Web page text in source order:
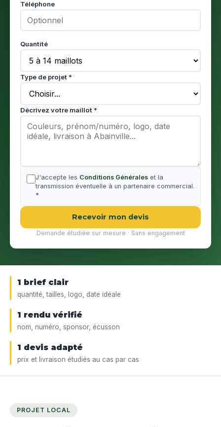
Téléphone
Quantité
Type de projet *
Décrivez votre maillot *
J'accepte les Conditions Générales et la
transmission éventuelle à un partenaire commercial.
*
Recevoir mon devis
Demande étudiée sur mesure · Sans engagement
1 brief clair
quantité, tailles, logo, date idéale
1 rendu vérifié
nom, numéro, sponsor, écusson
1 devis adapté
prix et livraison étudiés au cas par cas
PROJET LOCAL